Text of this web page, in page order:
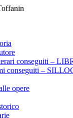
conseguiti –
conseguiti –
opere